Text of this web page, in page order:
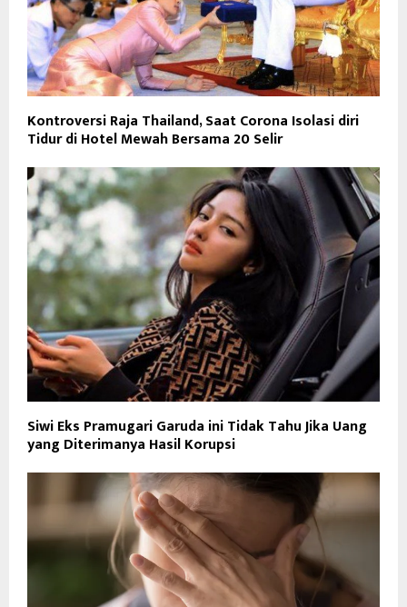
Kontroversi Raja Thailand, Saat Corona Isolasi diri
Tidur di Hotel Mewah Bersama 20 Selir
Siwi Eks Pramugari Garuda ini Tidak Tahu Jika Uang
yang Diterimanya Hasil Korupsi